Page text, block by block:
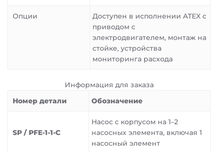
Опции
Доступен в исполнении ATEX с
приводом с
электродвигателем, монтаж на
стойке, устройства
мониторинга расхода
Информация для заказа
Номер детали
Обозначение
SP / PFE-1-1-C
Насос с корпусом на 1–2
насосных элемента, включая 1
насосный элемент